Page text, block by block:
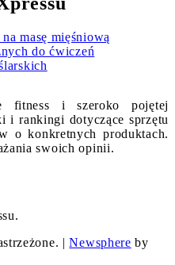
masę mięśniową
do ćwiczeń
fitness i szeroko pojętej
i rankingi dotyczące sprzętu
o konkretnych produktach.
swoich opinii.
|Newsphere by